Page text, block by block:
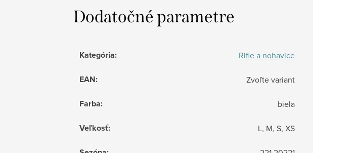
Dodatočné parametre
Kategória: Rifle a nohavice
EAN: Zvoľte variant
Farba: biela
Veľkosť: L, M, S, XS